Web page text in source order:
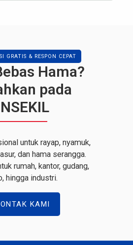
GRATIS & RESPON CEPAT
Hama?
pada
untuk rayap, nyamuk,
dan hama serangga.
rumah, kantor, gudang,
hingga industri.
KAMI